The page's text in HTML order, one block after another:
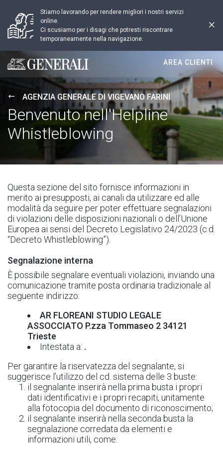
Stiamo lavorando per rendere migliori i nostri servizi
online.
Ci scusiamo per i disagi che potresti riscontrare
temporaneamente nella navigazione.
Generali logo
AREA CLIENTI
AGENZIA GENERALE DI VIGEVANO FARINI
Benvenuto nell'Helpline
Whistleblowing
Questa sezione del sito fornisce informazioni in
merito ai presupposti, ai canali da utilizzare ed alle
modalità da seguire per poter effettuare segnalazioni
di violazioni delle disposizioni nazionali o dell’Unione
Europea ai sensi del Decreto Legislativo 24/2023 (c.d.
“Decreto Whistleblowing”).
Segnalazione interna
È possibile segnalare eventuali violazioni, inviando una
comunicazione tramite posta ordinaria tradizionale al
seguente indirizzo:
AR FLOREANI STUDIO LEGALE
ASSOCCIATO P.zza Tommaseo 2 34121
Trieste
Intestata a: .
Per garantire la riservatezza del segnalante, si
suggerisce l’utilizzo del cd. sistema delle 3 buste:
il segnalante inserirà nella prima busta i propri
dati identificativi e i propri recapiti, unitamente
alla fotocopia del documento di riconoscimento;
il segnalante inserirà nella seconda busta la
segnalazione corredata da elementi e
informazioni utili, come: